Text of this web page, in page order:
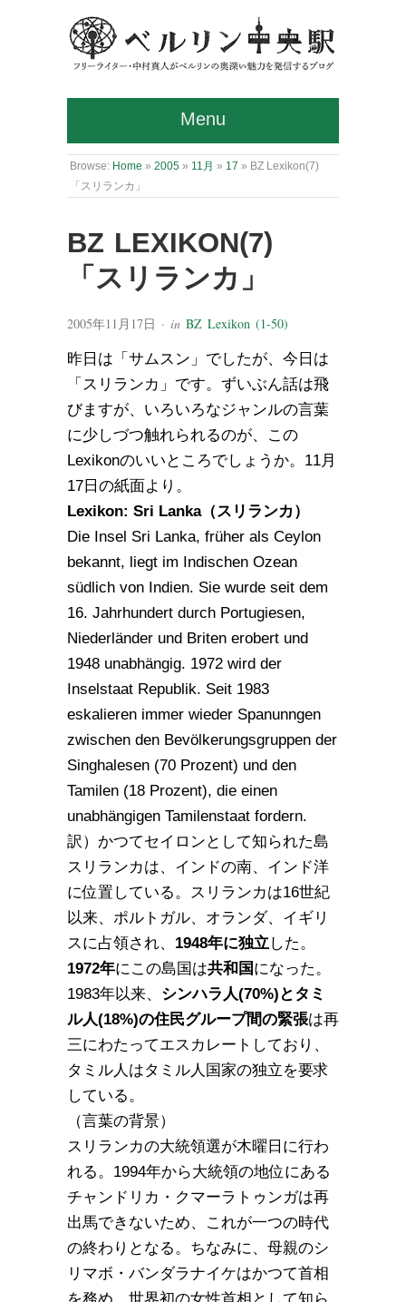
Menu
Browse: Home » 2005 » 11月 » 17 » BZ Lexikon(7)
「スリランカ」
BZ LEXIKON(7)
「スリランカ」
2005年11月17日 · in BZ Lexikon (1-50)
昨日は「サムスン」でしたが、今日は
「スリランカ」です。ずいぶん話は飛
びますが、いろいろなジャンルの言葉
に少しづつ触れられるのが、この
Lexikonのいいところでしょうか。11月
17日の紙面より。
Lexikon: Sri Lanka（スリランカ）
Die Insel Sri Lanka, früher als Ceylon
bekannt, liegt im Indischen Ozean
südlich von Indien. Sie wurde seit dem
16. Jahrhundert durch Portugiesen,
Niederländer und Briten erobert und
1948 unabhängig. 1972 wird der
Inselstaat Republik. Seit 1983
eskalieren immer wieder Spanunngen
zwischen den Bevölkerungsgruppen der
Singhalesen (70 Prozent) und den
Tamilen (18 Prozent), die einen
unabhängigen Tamilenstaat fordern.
訳）かつてセイロンとして知られた島
スリランカは、インドの南、インド洋
に位置している。スリランカは16世紀
以来、ポルトガル、オランダ、イギリ
スに占領され、 1948年に独立した。
1972年にこの島国は共和国 になった。
1983年以来、 シンハラ人(70%)とタミ
ル人(18%)の住民グループ間の緊張は再
三にわたってエスカレートしており、
タミル人はタミル人国家の独立を要求
している。
（言葉の背景）
スリランカの大統領選が木曜日に行わ
れる。1994年から大統領の地位にある
チャンドリカ・クマーラトゥンガは再
出馬できないため、これが一つの時代
の終わりとなる。ちなみに、母親のシ
リマボ・バンダラナイケはかつて首相